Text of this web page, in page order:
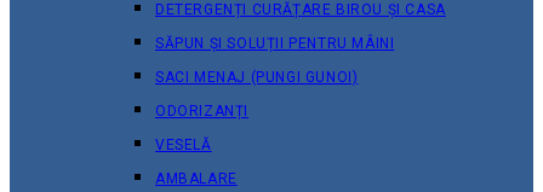
DETERGENȚI CURĂȚARE BIROU ȘI CASA
SĂPUN ȘI SOLUȚII PENTRU MÂINI
SACI MENAJ (PUNGI GUNOI)
ODORIZANȚI
VESELĂ
AMBALARE